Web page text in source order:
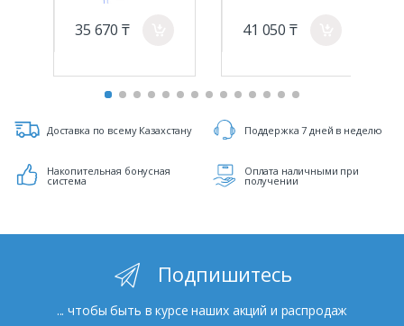
35 670 ₸ 41 050 ₸
Доставка по всему Казахстану Поддержка 7 дней в неделю
Накопительная бонусная
система
Оплата наличными при
получении
Подпишитесь
... чтобы быть в курсе наших акций и распродаж